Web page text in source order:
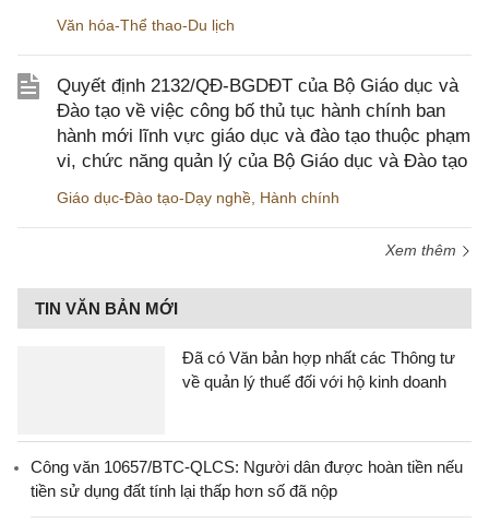
Văn hóa-Thể thao-Du lịch
Quyết định 2132/QĐ-BGDĐT của Bộ Giáo dục và
Đào tạo về việc công bố thủ tục hành chính ban
hành mới lĩnh vực giáo dục và đào tạo thuộc phạm
vi, chức năng quản lý của Bộ Giáo dục và Đào tạo
Giáo dục-Đào tạo-Dạy nghề Hành chính
Xem thêm
TIN VĂN BẢN MỚI
Đã có Văn bản hợp nhất các Thông tư
về quản lý thuế đối với hộ kinh doanh
Công văn 10657/BTC-QLCS: Người dân được hoàn tiền nếu
tiền sử dụng đất tính lại thấp hơn số đã nộp